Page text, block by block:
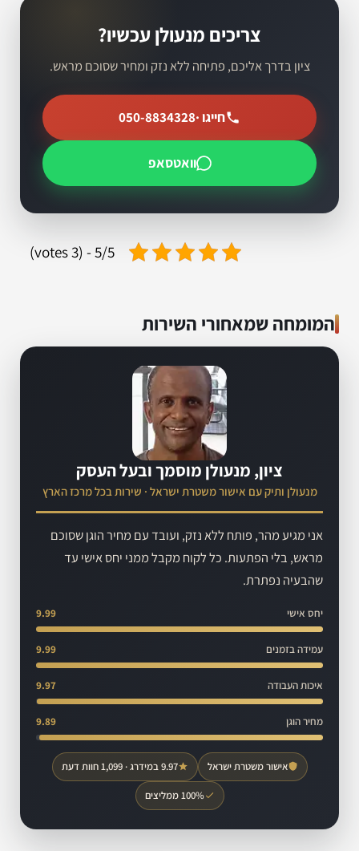
צריכים מנעולן עכשיו?
ציון בדרך אליכם, פתיחה ללא נזק ומחיר שסוכם מראש.
חייגו ·050-8834328
וואטסאפ
5/5 - (3 votes)
המומחה שמאחורי השירות
ציון, מנעולן מוסמך ובעל העסק
מנעולן ותיק עם אישור משטרת ישראל · שירות בכל מרכז הארץ
אני מגיע מהר, פותח ללא נזק, ועובד עם מחיר הוגן שסוכם
מראש, בלי הפתעות. כל לקוח מקבל ממני יחס אישי עד
שהבעיה נפתרת.
יחס אישי 9.99
עמידה בזמנים 9.99
איכות העבודה 9.97
מחיר הוגן 9.89
אישור משטרת ישראל 9.97 במידרג · 1,099 חוות דעת
100% ממליצים